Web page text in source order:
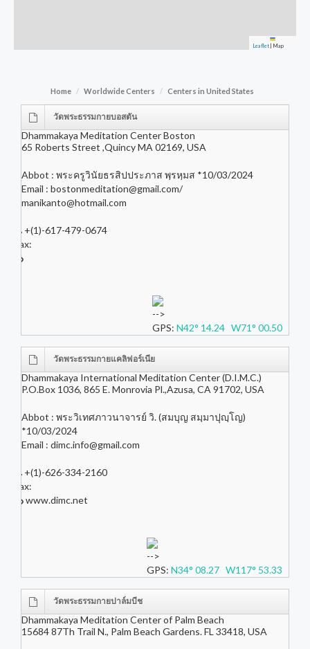
Leaflet Map
Home Worldwide Centers Centers in United States
วัดพระธรรมกายบอสตัน
Dhammakaya Meditation Center Boston
65 Roberts Street ,Quincy MA 02169, USA
Abbot : พระครูวินัยธรสิปประภาส พฺรหฺมส *10/03/2024
Email : bostonmeditation@gmail.com/
manikanto@hotmail.com
+(1)-617-479-0674
Fax:
-->
GPS: N42° 14.24 W71° 00.50
วัดพระธรรมกายแคลิฟอร์เนีย
Dhammakaya International Meditation Center (D.I.M.C.)
P.O.Box 1036, 865 E. Monrovia Pl.,Azusa, CA 91702, USA
Abbot : พระวิเทศภาวนาจารย์ วิ. (สมบุญ สมฺมาปุญฺโญ)
*10/03/2024
Email : dimc.info@gmail.com
+(1)-626-334-2160
Fax:
www.dimc.net
-->
GPS: N34° 08.27 W117° 53.33
วัดพระธรรมกายปาล์มบีช
Dhammakaya Meditation Center of Palm Beach
15684 87Th Trail N., Palm Beach Gardens. FL 33418, USA